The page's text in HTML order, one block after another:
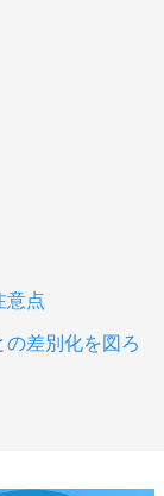
意点
差別化を図ろ